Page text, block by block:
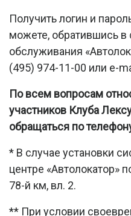
Получить логин и
можете, обратившись в
обслуживания
(495) 974-11-00 или e-
По всем вопросам
участников Клуба
обращаться по
* В случае установки
центре «Автолокатор»
78-й км, вл. 2.
** При условии